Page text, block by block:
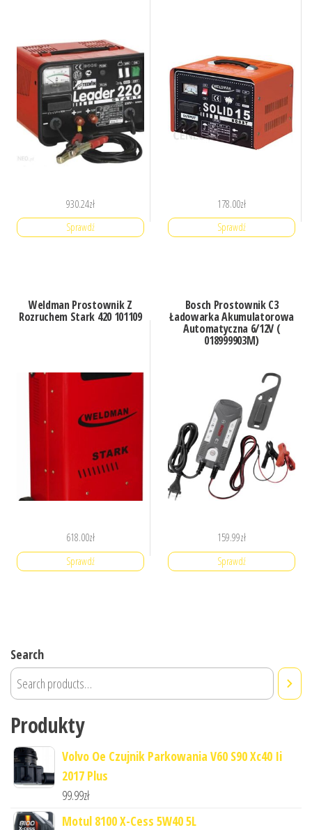
930.24zł
Sprawdź
178.00zł
Sprawdź
Weldman Prostownik Z
Rozruchem Stark 420 101109
618.00zł
Sprawdź
Bosch Prostownik C3
Ładowarka Akumulatorowa
Automatyczna 6/12V (
018999903M)
159.99zł
Sprawdź
Search
Produkty
Volvo Oe Czujnik Parkowania V60 S90 Xc40 Ii
2017 Plus
99.99zł
Motul 8100 X-Cess 5W40 5L